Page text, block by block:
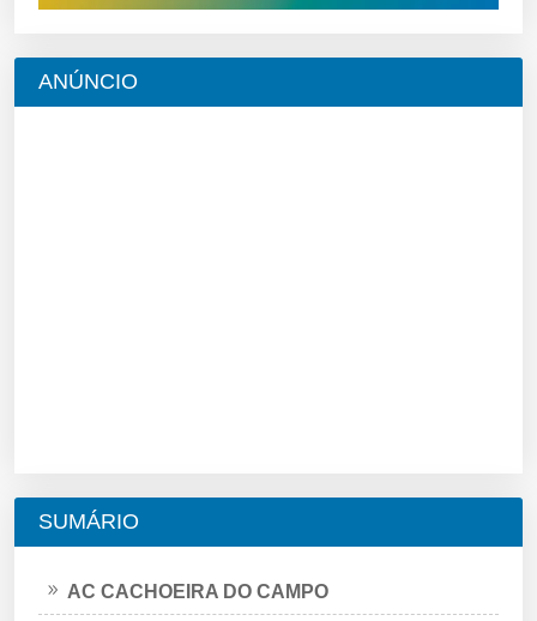
ANÚNCIO
SUMÁRIO
AC CACHOEIRA DO CAMPO